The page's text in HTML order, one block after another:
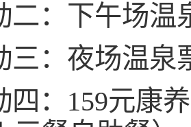
二：下午场温
三：夜场温泉
四：159元康